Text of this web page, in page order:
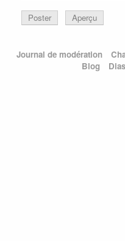
Poster Aperçu
Journal de modération
Blog